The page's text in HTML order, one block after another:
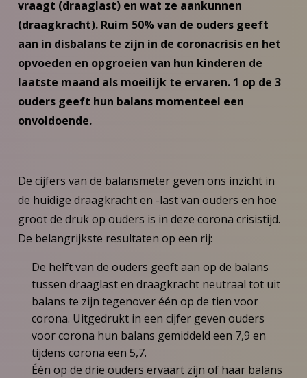
vraagt (draaglast) en wat ze aankunnen
(draagkracht). Ruim 50% van de ouders geeft
aan in disbalans te zijn in de coronacrisis en het
opvoeden en opgroeien van hun kinderen de
laatste maand als moeilijk te ervaren. 1 op de 3
ouders geeft hun balans momenteel een
onvoldoende.
De cijfers van de balansmeter geven ons inzicht in
de huidige draagkracht en -last van ouders en hoe
groot de druk op ouders is in deze corona crisistijd.
De belangrijkste resultaten op een rij:
De helft van de ouders geeft aan op de balans
tussen draaglast en draagkracht neutraal tot uit
balans te zijn tegenover één op de tien voor
corona. Uitgedrukt in een cijfer geven ouders
voor corona hun balans gemiddeld een 7,9 en
tijdens corona een 5,7.
Één op de drie ouders ervaart zijn of haar balans